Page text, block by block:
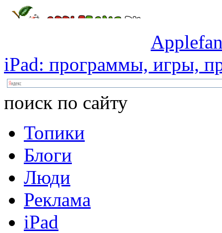
iPad: программы, игры,
поиск по сайту
Топики
Блоги
Люди
Реклама
iPad